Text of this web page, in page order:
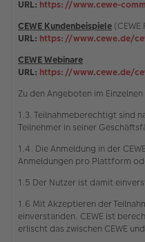
URL: https://www.cewe-
CEWE Kundenbeispiele (CEWE
URL: https://www.cewe.de/
CEWE Webinare
URL: https://www.cewe.de/
Zu den Angeboten im
1.3. Teilnahmeberechtigt sind
Teilnehmer in seiner
1.4. Die Anmeldung in der
Anmeldungen pro Plattform
1.5 Der Nutzer ist damit
1.6 Mit Akzeptieren der
einverstanden. CEWE ist
erlischt das zwischen CEWE